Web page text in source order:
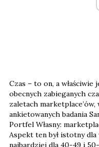
Czas – to on, a właściwie
obecnych zabieganych
zaletach
ankietowanych badania
Portfel Własny:
Aspekt ten był istotny
najbardziej dla 40-49 i